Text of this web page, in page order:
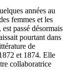
années au
femmes et les
, est passé désormais
pourtant dans
de
et 1874. Elle
collaboratrice